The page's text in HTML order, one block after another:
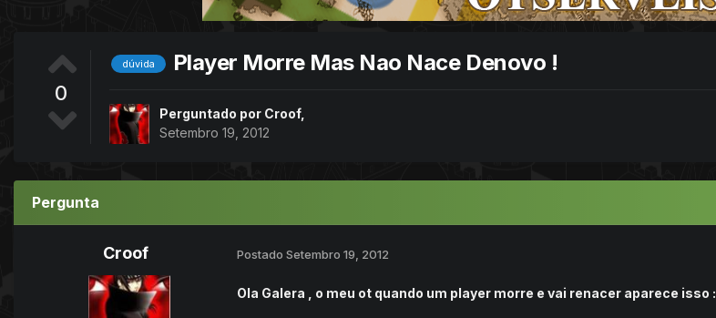
0
dúvida Player Morre Mas Nao Nace Denovo !
Perguntado por Croof,
Setembro 19, 2012
Pergunta
Croof Postado Setembro 19, 2012
Ola Galera , o meu ot quando um player morre e vai renacer aparece isso :